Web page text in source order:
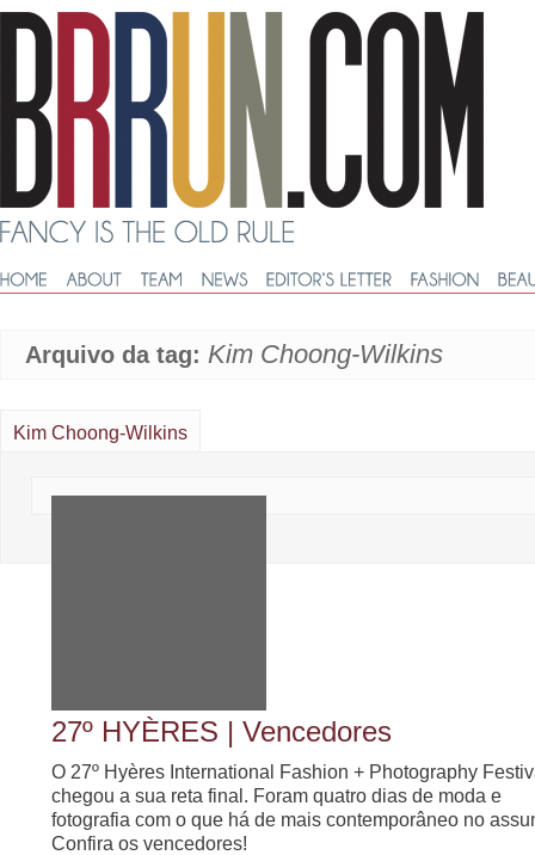
Arquivo da tag: Kim Choong-Wilkins
Kim Choong-Wilkins
27º HYÈRES | Vencedores
O 27º Hyères International Fashion + Photography
chegou a sua reta final. Foram quatro dias de moda e
fotografia com o que há de mais contemporâneo no
Confira os vencedores!